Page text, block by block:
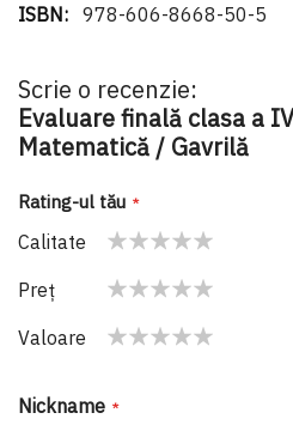
978-606-8668-50-5
Scrie o recenzie:
Evaluare finală clasa a
Matematică / Gavrilă
Rating-ul tău
Calitate
star
stars
stars
stars
stars
Preţ
star
stars
stars
stars
stars
Valoare
Nickname